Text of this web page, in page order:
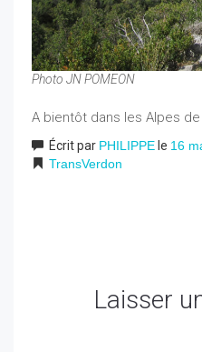
Photo JN POMEON
A bientôt dans les Alpes
Écrit par PHILIPPE le 16
TransVerdon
Laisser